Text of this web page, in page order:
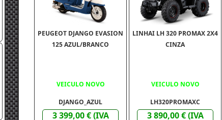
PEUGEOT DJANGO EVASION
125 AZUL/BRANCO
VEICULO NOVO
DJANGO_AZUL
3 399,00 € (IVA
LINHAI LH 320 PROMAX 2X4
CINZA
VEICULO NOVO
LH320PROMAXC
3 890,00 € (IVA